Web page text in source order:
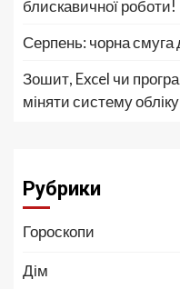
блискавичної роботи!
Серпень: чорна смуга
Зошит, Excel чи
міняти систему обліку
Рубрики
Гороскопи
Дім